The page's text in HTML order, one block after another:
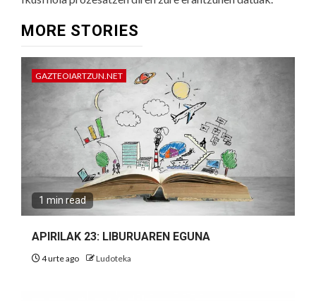
MORE STORIES
GAZTEOIARTZUN.NET
1 min read
APIRILAK 23: LIBURUAREN EGUNA
4 urte ago Ludoteka